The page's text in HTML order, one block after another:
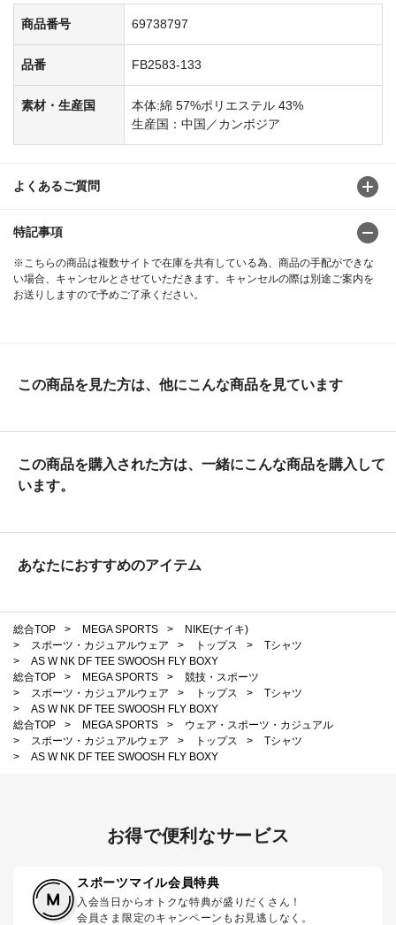
商品番号 69738797
品番 FB2583-133
素材・生産国
本体:綿 57%ポリエステル 43%
生産国：中国／カンボジア
よくあるご質問
特記事項
※こちらの商品は複数サイトで在庫を共有している為、商品の手配ができな
い場合、キャンセルとさせていただきます。キャンセルの際は別途ご案内を
お送りしますので予めご了承ください。
この商品を見た方は、他にこんな商品を見ています
この商品を購入された方は、一緒にこんな商品を購入して
います。
あなたにおすすめのアイテム
総合TOP > MEGA SPORTS >
NIKE(ナイキ)
>
スポーツ・カジュアルウェア > トップス >
Tシャツ
>
AS W NK DF TEE SWOOSH FLY BOXY
総合TOP
> MEGA SPORTS >
競技・スポーツ
>
スポーツ・カジュアルウェア > トップス >
Tシャツ
>
AS W NK DF TEE SWOOSH FLY BOXY
総合TOP
> MEGA SPORTS >
ウェア・スポーツ・カジュアル
>
スポーツ・カジュアルウェア > トップス >
Tシャツ
>
AS W NK DF TEE SWOOSH FLY BOXY
お得で便利なサービス
スポーツマイル会員特典
入会当日からオトクな特典が盛りだくさん！
会員さま限定のキャンペーンもお見逃しなく。